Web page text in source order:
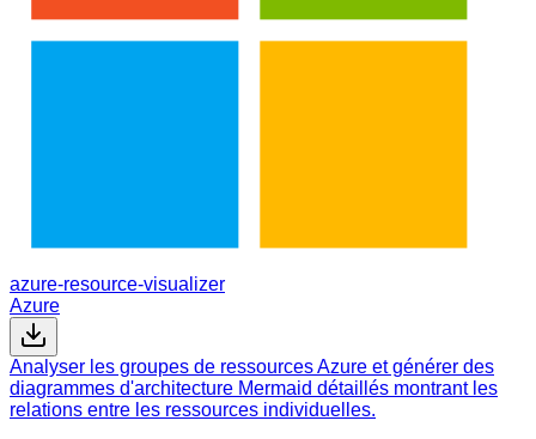
azure-resource-visualizer
Azure
Analyser les groupes de ressources Azure et générer des
diagrammes d'architecture Mermaid détaillés montrant les
relations entre les ressources individuelles.